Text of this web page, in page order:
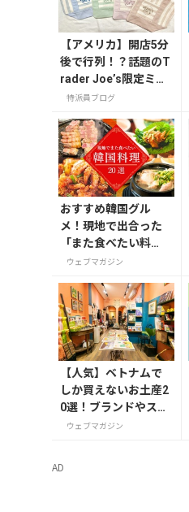
【アメリカ】開店5分
後で行列！？話題のT
rader Joe’s限定ミニ
トート発売日レポ
特派員ブログ
おすすめ韓国グル
メ！現地で出合った
「また食べたい料
理」20選
ウェブマガジン
【人気】ベトナムで
しか買えないお土産2
0選！ブランドやスー
パーのお菓子や雑貨
ウェブマガジン
AD